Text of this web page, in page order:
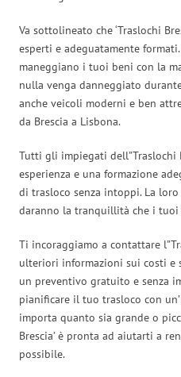
Va sottolineato che ‘Traslochi
esperti e adeguatamente
maneggiano i tuoi beni con la
nulla venga danneggiato
anche veicoli moderni e ben
da Brescia a Lisbona.
Tutti gli impiegati dell”Traslochi
esperienza e una formazione
di trasloco senza intoppi. La
daranno la tranquillità che i tuoi
Ti incoraggiamo a contattare
ulteriori informazioni sui costi e
un preventivo gratuito e senza
pianificare il tuo trasloco con
importa quanto sia grande o
Brescia’ è pronta ad aiutarti a
possibile.